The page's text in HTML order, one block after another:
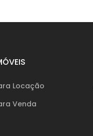
Locação
Venda